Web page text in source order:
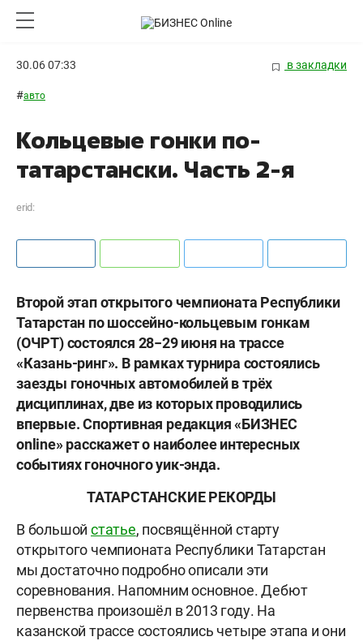
30.06 07:33 в закладки
#авто
Кольцевые гонки по-
татарстански. Часть 2-я
erid:
Второй этап открытого чемпионата Республики
Татарстан по шоссейно-кольцевым гонкам
(ОЧРТ) состоялся 28−29 июня на трассе
«Казань-ринг». В рамках турнира состоялись
заезды гоночных автомобилей в трёх
дисциплинах, две из которых проводились
впервые. Спортивная редакция «БИЗНЕС
online» расскажет о наиболее интересных
событиях гоночного уик-энда.
ТАТАРСТАНСКИЕ РЕКОРДЫ
В большой статье, посвящённой старту
открытого чемпионата Республики Татарстан
мы достаточно подробно описали эти
соревнования. Напомним основное. Дебют
первенства произошёл в 2013 году. На
казанской трассе состоялись четыре этапа и они